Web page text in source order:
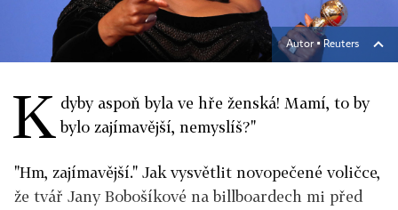
Autor ▪ Reuters
K dyby aspoň byla ve hře ženská! Mamí, to by
bylo zajímavější, nemyslíš?"
"Hm, zajímavější." Jak vysvětlit novopečené voličce,
že tvář Jany Bobošíkové na billboardech mi před